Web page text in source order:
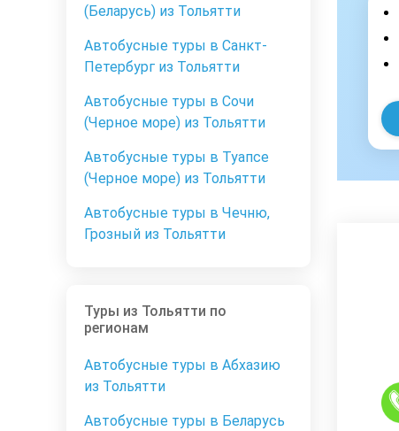
(Беларусь) из Тольятти
Автобусные туры в Санкт-
Петербург из Тольятти
Автобусные туры в Сочи
(Черное море) из Тольятти
Автобусные туры в Туапсе
(Черное море) из Тольятти
Автобусные туры в Чечню,
Грозный из Тольятти
Туры из Тольятти по
регионам
Автобусные туры в Абхазию
из Тольятти
Автобусные туры в Беларусь